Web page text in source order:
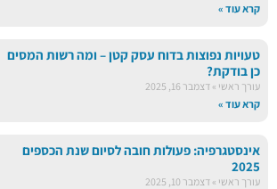
קרא עוד »
טעויות נפוצות בדוח עסק קטן – ומה רשות המסים
כן בודקת?
עורך ראשי
דצמבר 16, 2025
קרא עוד »
אינסטגרפיה: פעולות חובה לסיום שנת הכספים
2025
עורך ראשי
דצמבר 10, 2025